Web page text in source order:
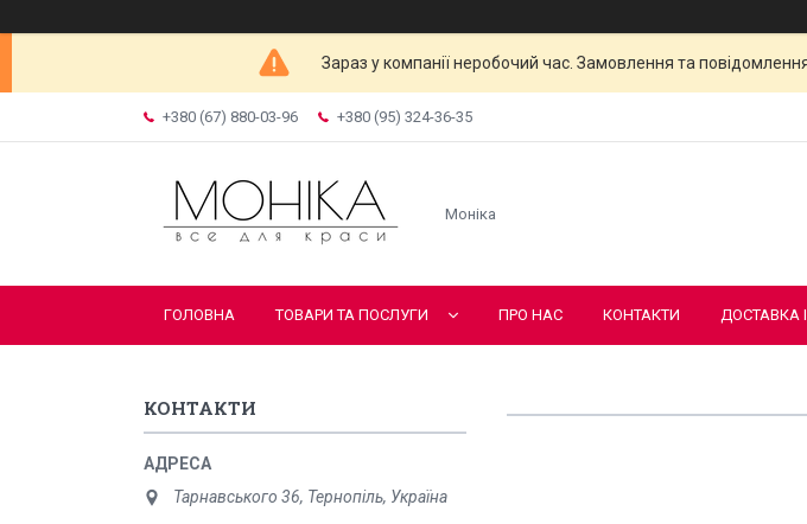
Зараз у компанії неробочий час. Замовлення та
+380 (67) 880-03-96 +380 (95) 324-36-35
Моніка
ГОЛОВНА ТОВАРИ ТА ПОСЛУГИ ПРО НАС КОНТАКТИ ДОСТАВКА
КОНТАКТИ
Тарнавського 36, Тернопіль, Україна